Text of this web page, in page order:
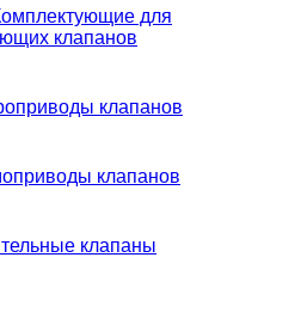
для
клапанов
клапанов
клапанов
клапаны